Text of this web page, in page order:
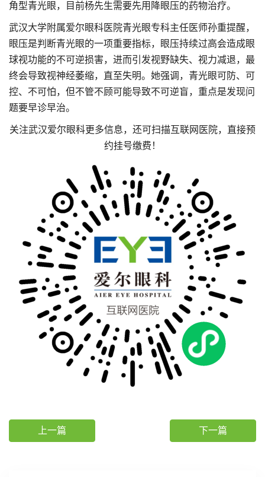
角型青光眼，目前杨先生需要先用降眼压的药物治疗。
武汉大学附属爱尔眼科医院青光眼专科主任医师孙重提醒，
眼压是判断青光眼的一项重要指标，眼压持续过高会造成眼
球视功能的不可逆损害，进而引发视野缺失、视力减退，最
终会导致视神经萎缩，直至失明。她强调，青光眼可防、可
控、不可怕，但不管不顾可能导致不可逆盲，重点是发现问
题要早诊早治。
关注武汉爱尔眼科更多信息，还可扫描互联网医院，直接预
约挂号缴费！
上一篇 下一篇